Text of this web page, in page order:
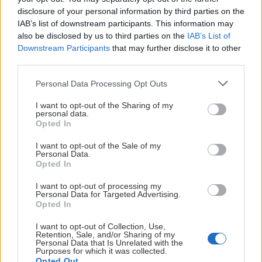
disclosure of your personal information by third parties on the
IAB’s list of downstream participants. This information may
also be disclosed by us to third parties on the IAB’s List of
Downstream Participants that may further disclose it to other
Personal Data Processing Opt Outs
I want to opt-out of the Sharing of my
personal data.
Opted In
I want to opt-out of the Sale of my
Personal Data.
Opted In
I want to opt-out of processing my
Personal Data for Targeted Advertising.
Opted In
I want to opt-out of Collection, Use,
Retention, Sale, and/or Sharing of my
Personal Data that Is Unrelated with the
Purposes for which it was collected.
V masíve Monte Rosa je až osem štvortisícoviek a zároveň viacero
horských chát, čo poskytuje široké možnosti na vysokohorské túry.
Malé ciele vo veľkých horách. Tri tipy na